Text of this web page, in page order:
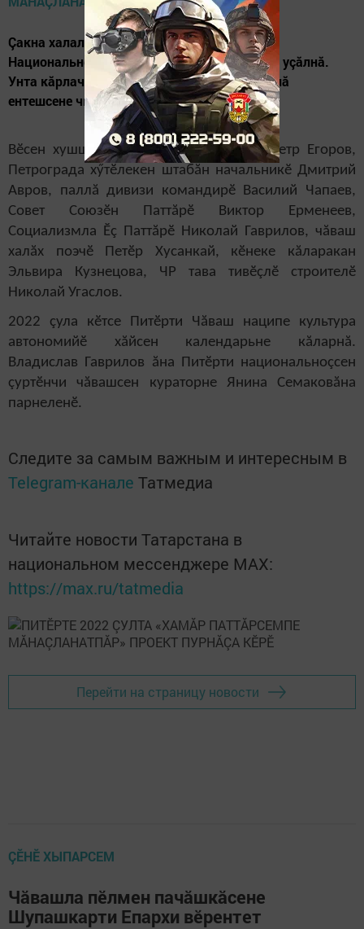
Çакна халалласа çурçӗрти шӗкӗр хулари
Национальноçсен çуртӗнче Чăваш хăналăхӗ уçăлнă.
Унта кăрлач-нарăс уйăхӗсенче çуралнă паллă
ентешсене чысланă.
Вӗсен хушшинче Питӗрти архитектор Петр Егоров,
Петрограда хӳтӗлекен штабăн начальникӗ Дмитрий
Авров, паллă дивизи командирӗ Василий Чапаев,
Совет Союзӗн Паттăрӗ Виктор Ерменеев,
Социализмла Ӗç Паттăрӗ Николай Гаврилов, чăваш
халăх поэчӗ Петӗр Хусанкай, кӗнеке кăларакан
Эльвира Кузнецова, ЧР тава тивӗçлӗ строителӗ
Николай Угаслов.
2022 çула кӗтсе Питӗрти Чăваш наципе культура
автономийӗ хăйсен календарьне кăларнă.
Владислав Гаврилов ăна Питӗрти национальноçсен
çуртӗнчи чăвашсен кураторне Янина Семаковăна
парнеленӗ.
Следите за самым важным и интересным в
Telegram-канале Татмедиа
Читайте новости Татарстана в
национальном мессенджере MАХ:
https://max.ru/tatmedia
Перейти на страницу новости
ÇӖНӖ ХЫПАРСЕМ
Чăвашла пӗлмен пачăшкăсене
Шупашкарти Епархи вӗрентет